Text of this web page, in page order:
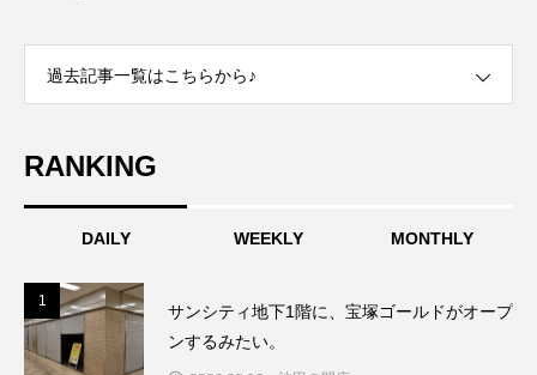
過去記事一覧はこちらから♪
RANKING
DAILY WEEKLY MONTHLY
1
サンシティ地下1階に、宝塚ゴールドがオープ
ンするみたい。